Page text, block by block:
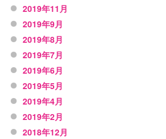
2019年11月
2019年9月
2019年8月
2019年7月
2019年6月
2019年5月
2019年4月
2019年2月
2018年12月